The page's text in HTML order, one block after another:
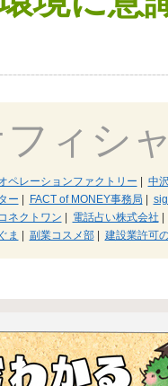
ィシ
ペレーションファクトリー
中
ー
FACT of MONEY事務局
ネクトワン 電話占い株式会社
ま
副業コスメ部| 建設業許可